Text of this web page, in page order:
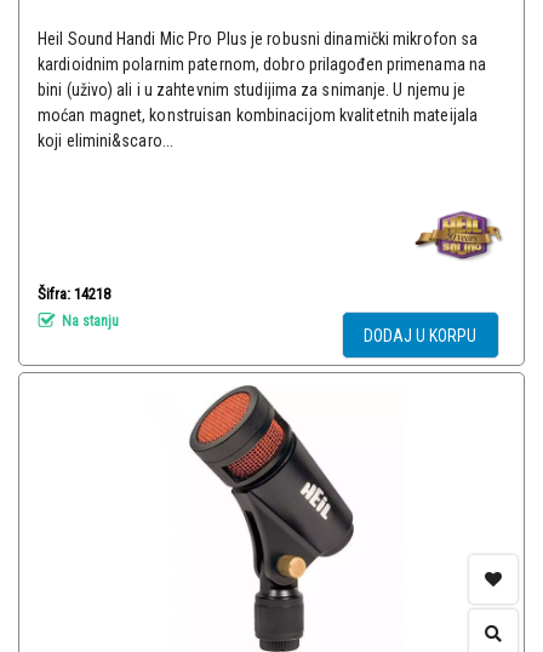
Heil Sound Handi Mic Pro Plus je robusni dinamički mikrofon sa
kardioidnim polarnim paternom, dobro prilagođen primenama na
bini (uživo) ali i u zahtevnim studijima za snimanje. U njemu je
moćan magnet, konstruisan kombinacijom kvalitetnih mateijala
koji elimini&scaro...
Šifra: 14218
Na stanju
DODAJ U KORPU